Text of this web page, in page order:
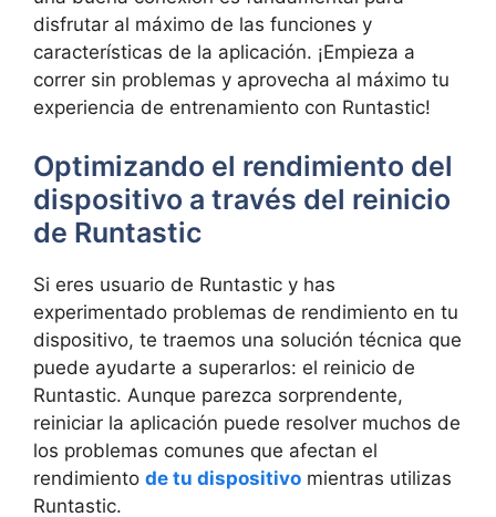
disfrutar ⁤al máximo de‍ las funciones y‍
características de la aplicación. ¡Empieza a
correr sin problemas y aprovecha al máximo tu
experiencia de entrenamiento con Runtastic!
Optimizando⁤ el rendimiento del
dispositivo a través del reinicio
de Runtastic
Si eres usuario de ‌Runtastic y has
experimentado problemas de rendimiento en tu
dispositivo, te traemos una solución técnica ‍que
puede ayudarte a superarlos: el ​reinicio de
Runtastic. ‌Aunque‌ parezca sorprendente,
reiniciar la aplicación puede resolver ⁤muchos de
⁤los problemas ⁢comunes‌ que ‍afectan el
rendimiento de tu dispositivo ⁢mientras utilizas
⁢Runtastic.